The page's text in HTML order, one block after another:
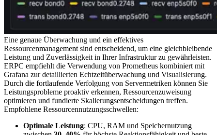
Eine genaue Überwachung und ein effektives
Ressourcenmanagement sind entscheidend, um eine gleichbleibende
Leistung und Zuverlässigkeit in Ihrer Infrastruktur zu gewährleisten.
ERPC empfiehlt die Verwendung von Prometheus kombiniert mit
Grafana zur detaillierten Echtzeitüberwachung und Visualisierung.
Durch die fortlaufende Verfolgung von Servermetriken können Sie
Leistungsprobleme proaktiv erkennen, Ressourcenzuweisung
optimieren und fundierte Skalierungsentscheidungen treffen.
Empfohlene Ressourcennutzungsschwellen:
Optimale Leistung: CPU, RAM und Speichernutzung